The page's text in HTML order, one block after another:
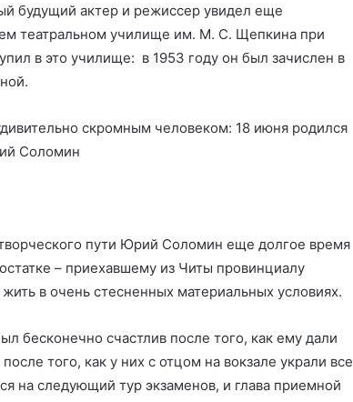
будущий актер и режиссер увидел еще
театральном училище им. М. С. Щепкина при
в это училище: в 1953 году он был зачислен в
пути Юрий Соломин еще долгое время
– приехавшему из Читы провинциалу
в очень стесненных материальных условиях.
бесконечно счастлив после того, как ему дали
того, как у них с отцом на вокзале украли все
на следующий тур экзаменов, и глава приемной